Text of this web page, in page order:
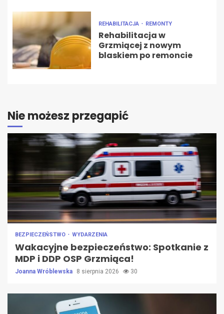
REHABILITACJA REMONTY
Rehabilitacja w
Grzmiącej z nowym
blaskiem po remoncie
Nie możesz przegapić
BEZPIECZEŃSTWO WYDARZENIA
Wakacyjne bezpieczeństwo: Spotkanie z
MDP i DDP OSP Grzmiąca!
Joanna Wróblewska 8 sierpnia 2026 30